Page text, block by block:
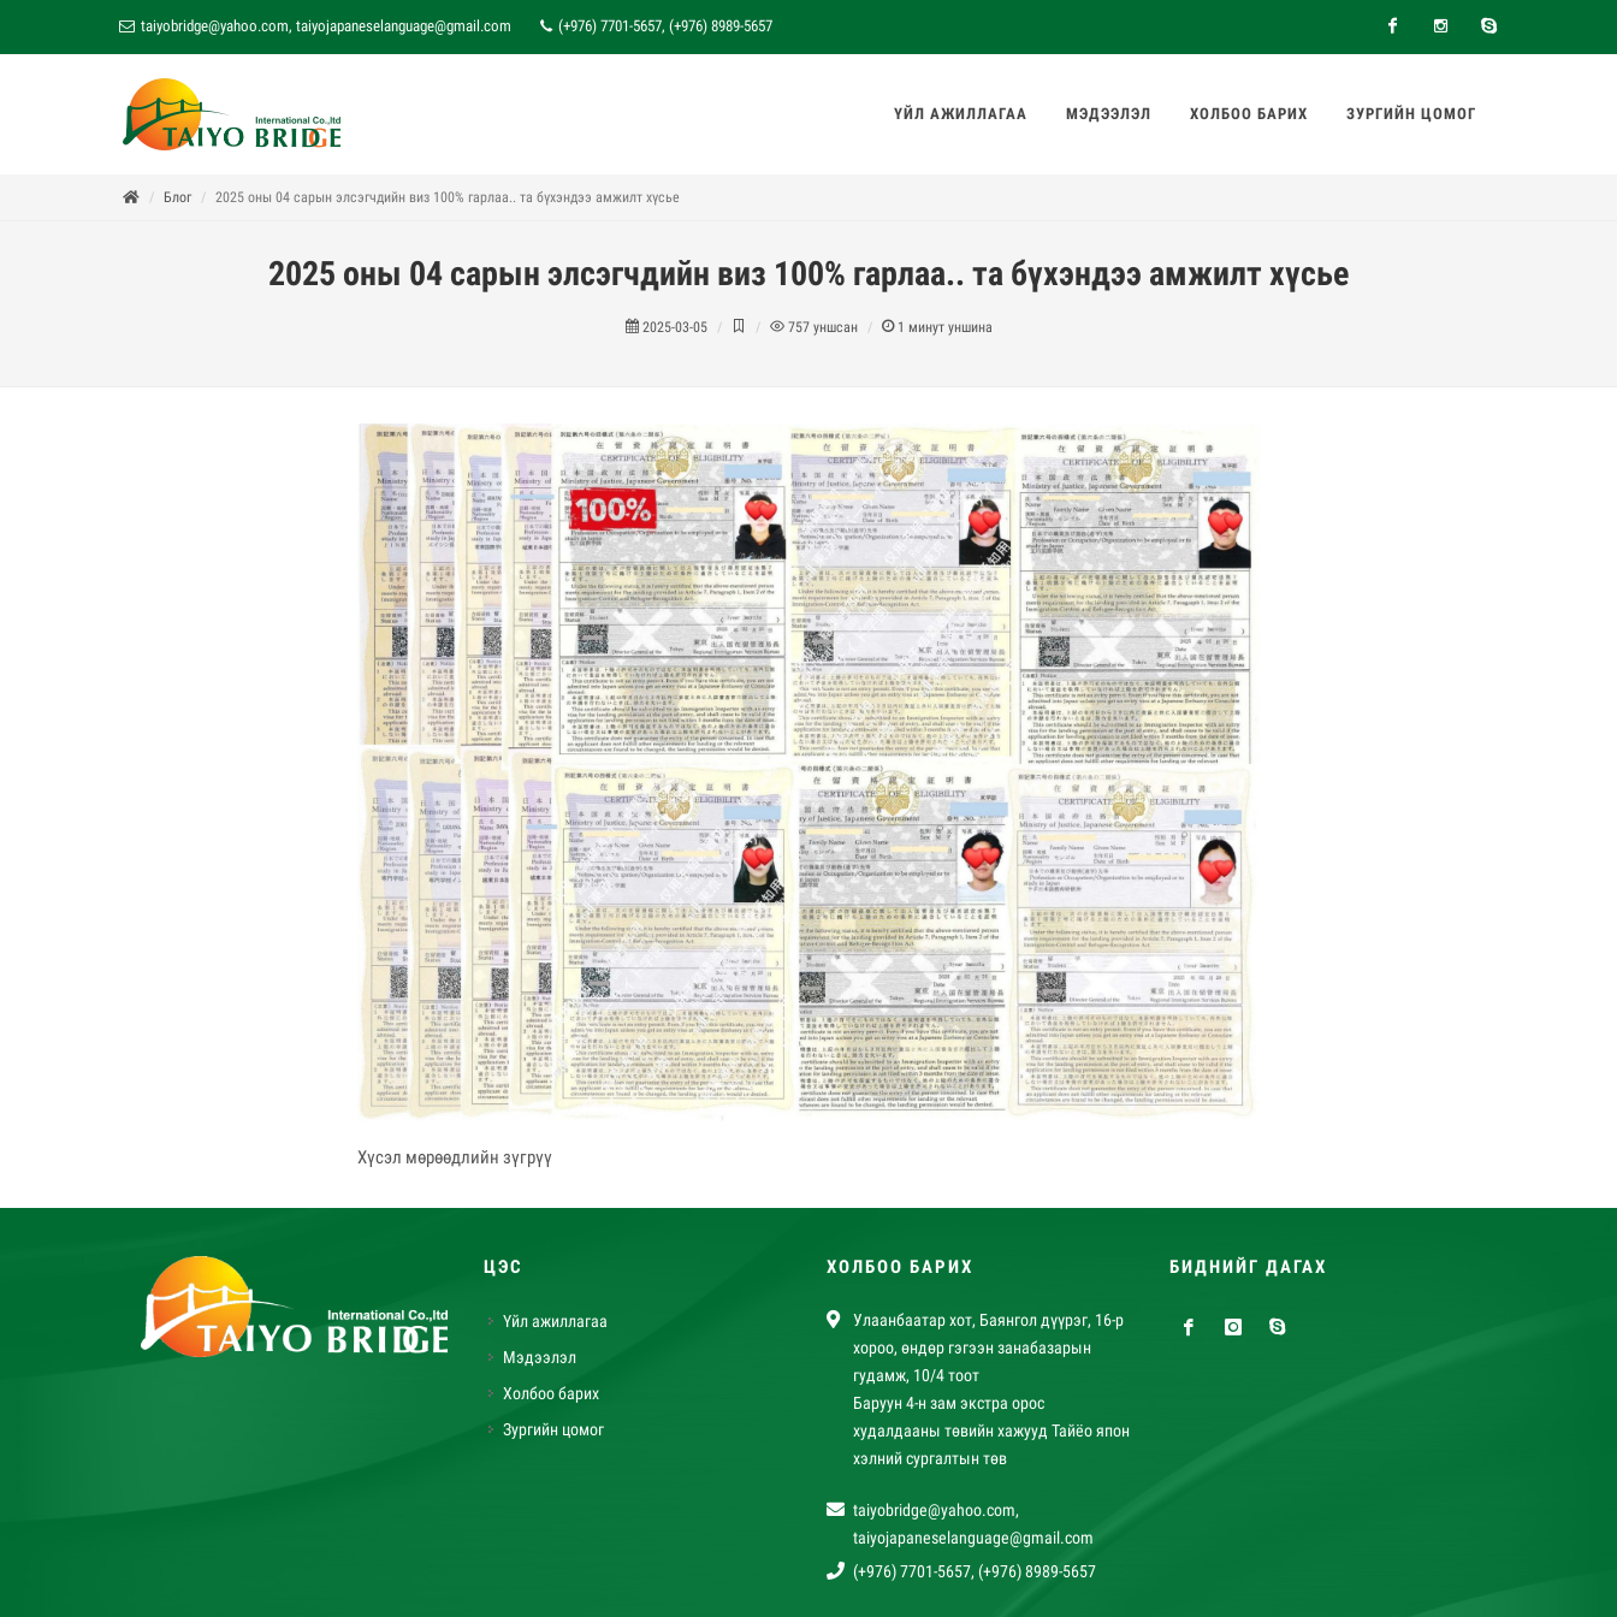
taiyobridge@yahoo.com, taiyojapaneselanguage@gmail.com (+976) 7701-5657, (+976) 8989-5657
ҮЙЛ АЖИЛЛАГАА
МЭДЭЭЛЭЛ ХОЛБОО БАРИХ ЗУРГИЙН ЦОМОГ
Блог 2025 оны 04 сарын элсэгчдийн виз 100% гарлаа.. та бүхэндээ амжилт хүсье
2025 оны 04 сарын элсэгчдийн виз 100% гарлаа.. та бүхэндээ амжилт хүсье
2025-03-05 757 уншсан 1 минут уншина
Хүсэл мөрөөдлийн зүгрүү
ЦЭС
Үйл ажиллагаа
Мэдээлэл
Холбоо барих
Зургийн цомог
ХОЛБОО БАРИХ
Улаанбаатар хот, Баянгол дүүрэг, 16-р
хороо, өндөр гэгээн занабазарын
гудамж, 10/4 тоот
Баруун 4-н зам экстра орос
худалдааны төвийн хажууд Тайёо япон
хэлний сургалтын төв
taiyobridge@yahoo.com,
taiyojapaneselanguage@gmail.com
(+976) 7701-5657, (+976) 8989-5657
БИДНИЙГ ДАГАХ